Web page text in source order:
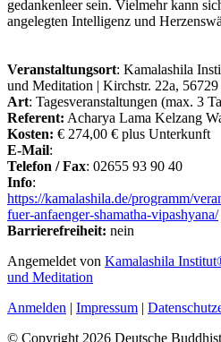
gedankenleer sein. Vielmehr kann
angelegten Intelligenz und
Veranstaltungsort: Kamalashila
und Meditation | Kirchstr. 22a,
Art: Tagesveranstaltungen (max. 3
Referent: Acharya Lama Kelzang
Kosten: € 274,00 € plus Unterkunft
E-Mail:
Telefon / Fax: 02655 93 90 40
Info:
https://kamalashila.de/programm/
fuer-anfaenger-shamatha-vipashyana/
Barrierefreiheit: nein
Angemeldet von Kamalashila
und Meditation
Anmelden | Impressum |
© Copyright 2026 Deutsche